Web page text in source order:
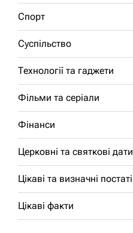
Спорт
Суспільство
Технології та гаджети
Фільми та серіали
Фінанси
Церковні та святкові дати
Цікаві та визначні постаті
Цікаві факти